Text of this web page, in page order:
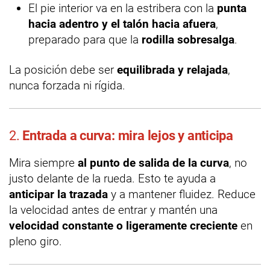
El pie interior va en la estribera con la punta
hacia adentro y el talón hacia afuera,
preparado para que la rodilla sobresalga.
La posición debe ser equilibrada y relajada,
nunca forzada ni rígida.
2. Entrada a curva: mira lejos y anticipa
Mira siempre al punto de salida de la curva, no
justo delante de la rueda. Esto te ayuda a
anticipar la trazada y a mantener fluidez. Reduce
la velocidad antes de entrar y mantén una
velocidad constante o ligeramente creciente en
pleno giro.